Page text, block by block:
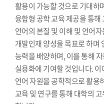
활용이 가능할 것으로 기대하
융합형 공학 교육 제공을 통
언어의 본질 및 이해 및 언어
개발인재 양성을 목표로 하며
능력을 배양하며, 이를 통해
실용화에 기여할 것입니다.
언어 자원을 공학적으로 활용
교육 및 연구를 통해 대학의